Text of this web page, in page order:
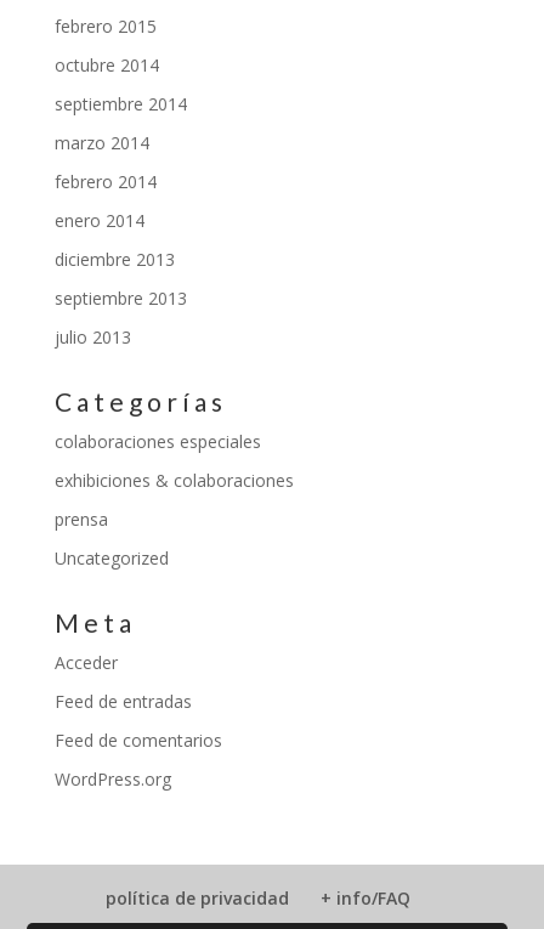
febrero 2015
octubre 2014
septiembre 2014
marzo 2014
febrero 2014
enero 2014
diciembre 2013
septiembre 2013
julio 2013
Categorías
colaboraciones especiales
exhibiciones & colaboraciones
prensa
Uncategorized
Meta
Acceder
Feed de entradas
Feed de comentarios
WordPress.org
política de privacidad + info/FAQ